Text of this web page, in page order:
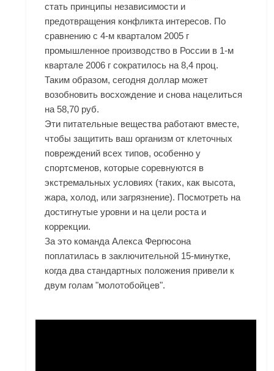
стать принципы независимости и
предотвращения конфликта интересов. По
сравнению с 4-м кварталом 2005 г
промышленное производство в России в 1-м
квартале 2006 г сократилось на 8,4 проц.
Таким образом, сегодня доллар может
возобновить восхождение и снова нацелиться
на 58,70 руб.
Эти питательные вещества работают вместе,
чтобы защитить ваш организм от клеточных
повреждений всех типов, особенно у
спортсменов, которые соревнуются в
экстремальных условиях (таких, как высота,
жара, холод, или загрязнение). Посмотреть на
достигнутые уровни и на цели роста и
коррекции.
За это команда Алекса Фергюсона
поплатилась в заключительной 15-минутке,
когда два стандартных положения привели к
двум голам "молотобойцев".